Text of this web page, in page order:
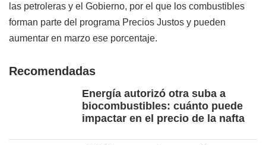
las petroleras y el Gobierno, por el que los combustibles
forman parte del programa Precios Justos y pueden
aumentar en marzo ese porcentaje.
Recomendadas
Energía autorizó otra suba a
biocombustibles: cuánto puede
impactar en el precio de la nafta